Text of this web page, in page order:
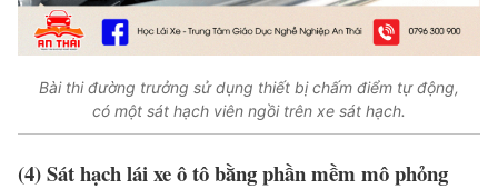
Bài thi đường trưởng sử dụng thiết bị chấm điểm tự động,
có một sát hạch viên ngồi trên xe sát hạch.
(4) Sát hạch lái xe ô tô bằng phần mềm mô phỏng